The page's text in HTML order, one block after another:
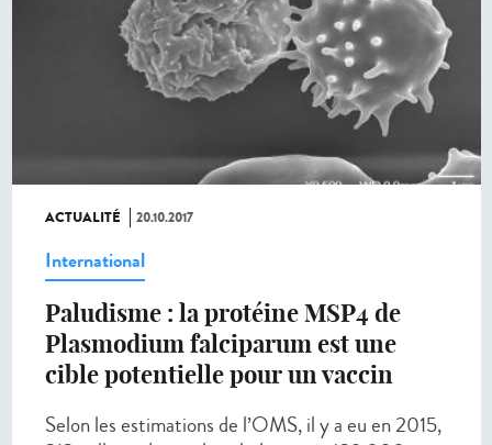
ACTUALITÉ 20.10.2017
International
Paludisme : la protéine MSP4 de
Plasmodium falciparum est une
cible potentielle pour un vaccin
Selon les estimations de l’OMS, il y a eu en 2015,